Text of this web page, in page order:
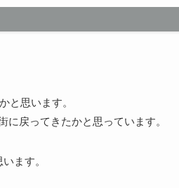
と思います。
戻ってきたかと思っています。
ます。